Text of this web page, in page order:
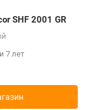
SHF 2001 GR
7 лет